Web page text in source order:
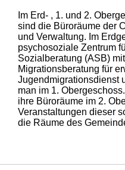
Im Erd- , 1. und 2.
sind die Büroräume der
und Verwaltung. Im
psychosoziale Zentrum
Sozialberatung (ASB)
Migrationsberatung für
Jugendmigrationsdienst
man im 1.
ihre Büroräume im 2.
Veranstaltungen dieser
die Räume des